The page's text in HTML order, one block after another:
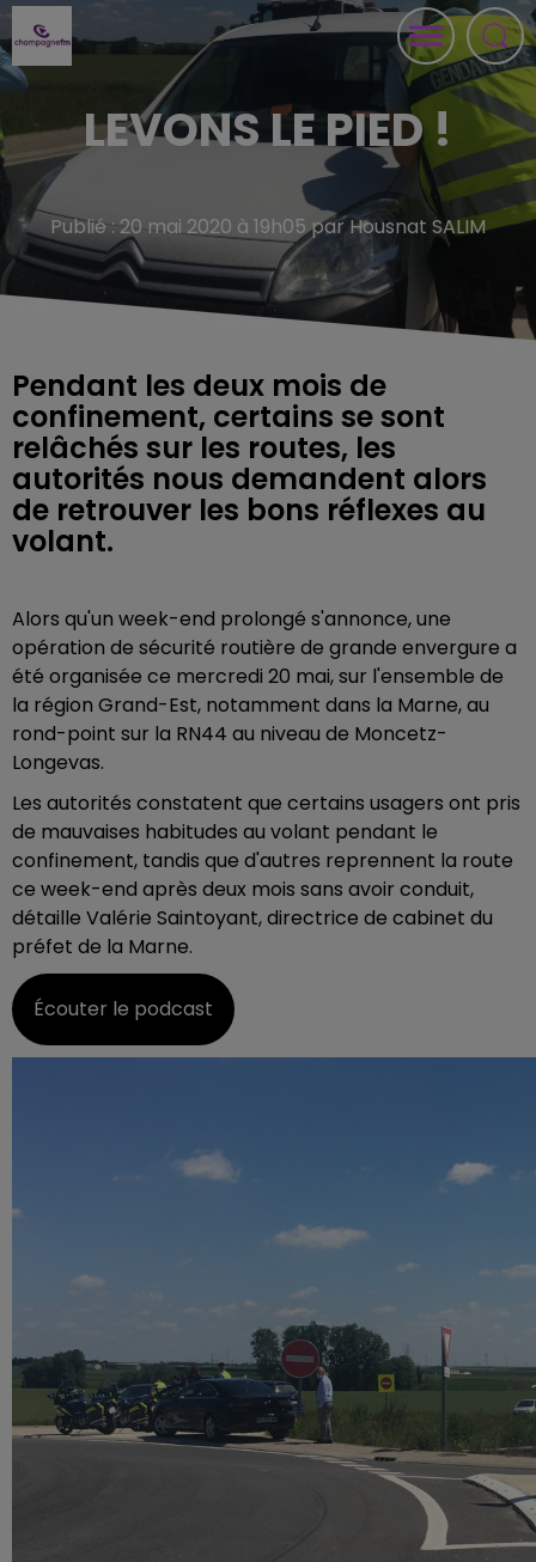
LEVONS LE PIED !
Publié : 20 mai 2020 à 19h05 par Housnat SALIM
Pendant les deux mois de
confinement, certains se sont
relâchés sur les routes, les
autorités nous demandent alors
de retrouver les bons réflexes au
volant.
Alors qu'un week-end prolongé s'annonce, une
opération de sécurité routière de grande envergure a
été organisée ce mercredi 20 mai, sur l'ensemble de
la région Grand-Est, notamment dans la Marne, au
rond-point sur la RN44 au niveau de Moncetz-
Longevas.
Les autorités constatent que certains usagers ont pris
de mauvaises habitudes au volant pendant le
confinement, tandis que d'autres reprennent la route
ce week-end après deux mois sans avoir conduit,
détaille Valérie Saintoyant, directrice de cabinet du
préfet de la Marne.
Écouter le podcast